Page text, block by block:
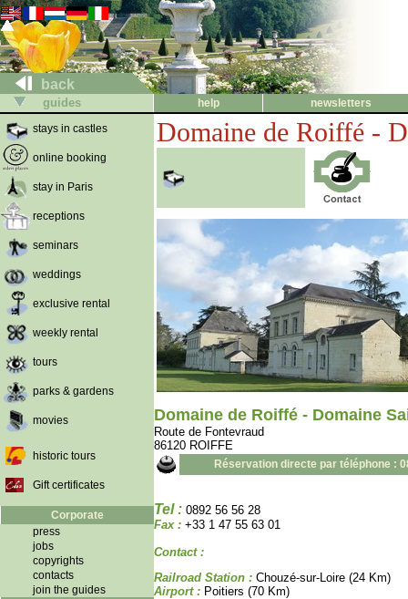
back
guides help
newsletters
stays in castles
online booking
stay in Paris
receptions
seminars
weddings
exclusive rental
weekly rental
tours
parks & gardens
movies
historic tours
Gift certificates
Corporate
press
jobs
copyrights
contacts
join the guides
Domaine de Roiffé -
Domaine de Roiffé - Domaine
Route de Fontevraud
86120 ROIFFE
Réservation directe par téléphone :
Tel : 0892 56 56 28
Fax : +33 1 47 55 63 01
Contact :
Railroad Station : Chouzé-sur-Loire (24 Km)
Airport : Poitiers (70 Km)